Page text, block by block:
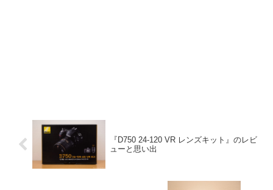
『D750 24-120 VR レンズキット』のレビ
ューと思い出